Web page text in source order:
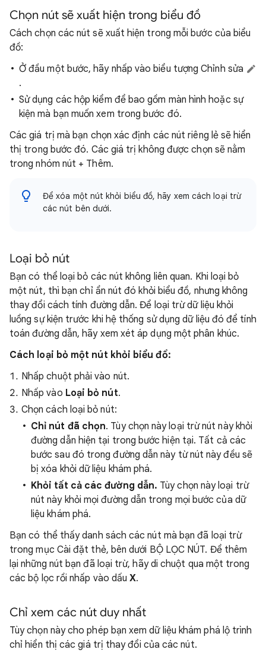
Chọn nút sẽ xuất hiện trong biểu đồ
Cách chọn các nút sẽ xuất hiện trong mỗi bước của biểu
đồ:
Ở đầu một bước, hãy nhấp vào biểu tượng Chỉnh sửa
.
Sử dụng các hộp kiểm để bao gồm màn hình hoặc sự
kiện mà bạn muốn xem trong bước đó.
Các giá trị mà bạn chọn xác định các nút riêng lẻ sẽ hiển
thị trong bước đó. Các giá trị không được chọn sẽ nằm
trong nhóm nút + Thêm.
Để xóa một nút khỏi biểu đồ, hãy xem cách loại trừ
các nút bên dưới.
Loại bỏ nút
Bạn có thể loại bỏ các nút không liên quan. Khi loại bỏ
một nút, thì bạn chỉ ẩn nút đó khỏi biểu đồ, nhưng không
thay đổi cách tính đường dẫn. Để loại trừ dữ liệu khỏi
luồng sự kiện trước khi hệ thống sử dụng dữ liệu đó để tính
toán đường dẫn, hãy xem xét áp dụng một phân khúc.
Cách loại bỏ một nút khỏi biểu đồ:
Nhấp chuột phải vào nút.
Nhấp vào Loại bỏ nút.
Chọn cách loại bỏ nút:
Chỉ nút đã chọn. Tùy chọn này loại trừ nút này khỏi
đường dẫn hiện tại trong bước hiện tại. Tất cả các
bước sau đó trong đường dẫn này từ nút này đều sẽ
bị xóa khỏi dữ liệu khám phá.
Khỏi tất cả các đường dẫn. Tùy chọn này loại trừ
nút này khỏi mọi đường dẫn trong mọi bước của dữ
liệu khám phá.
Bạn có thể thấy danh sách các nút mà bạn đã loại trừ
trong mục Cài đặt thẻ, bên dưới BỘ LỌC NÚT. Để thêm
lại những nút bạn đã loại trừ, hãy di chuột qua một trong
các bộ lọc rồi nhấp vào dấuX.
Chỉ xem các nút duy nhất
Tùy chọn này cho phép bạn xem dữ liệu khám phá lộ trình
chỉ hiển thị các giá trị thay đổi của các nút.